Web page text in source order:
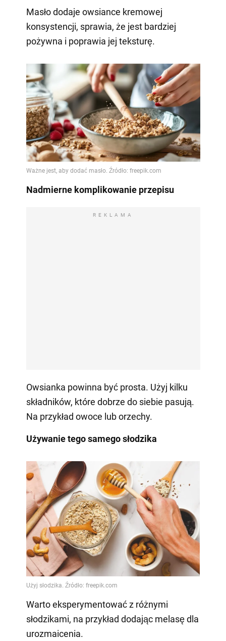
Masło dodaje owsiance kremowej
konsystencji, sprawia, że jest bardziej
pożywna i poprawia jej teksturę.
Nadmierne komplikowanie przepisu
REKLAMA
Owsianka powinna być prosta. Użyj kilku
składników, które dobrze do siebie pasują.
Na przykład owoce lub orzechy.
Używanie tego samego słodzika
Warto eksperymentować z różnymi
słodzikami, na przykład dodając melasę dla
urozmaicenia.